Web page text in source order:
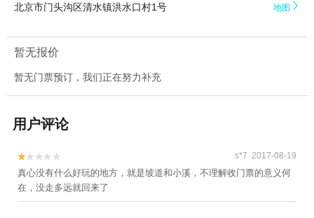
北京市门头沟区清水镇洪水口村1号 地图 
暂无报价
暂无门票预订，我们正在努力补充
用户评论

 s*7 2017-08-19
真心没有什么好玩的地方，就是坡道和小溪，不理解收门票的意义何
在，没走多远就回来了